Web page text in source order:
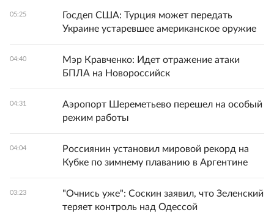
05:25
Госдеп США: Турция может передать
Украине устаревшее американское оружие
04:40
Мэр Кравченко: Идет отражение атаки
БПЛА на Новороссийск
04:31
Аэропорт Шереметьево перешел на особый
режим работы
04:04
Россиянин установил мировой рекорд на
Кубке по зимнему плаванию в Аргентине
03:23
"Очнись уже": Соскин заявил, что Зеленский
теряет контроль над Одессой